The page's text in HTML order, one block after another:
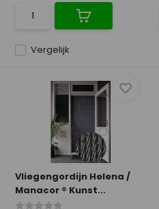
Vergelijk
Vliegengordijn Helena /
Manacor ® Kunst...